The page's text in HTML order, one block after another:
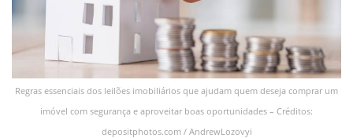
Regras essenciais dos leilões imobiliários que ajudam quem deseja comprar um
imóvel com segurança e aproveitar boas oportunidades – Créditos:
depositphotos.com / AndrewLozovyi